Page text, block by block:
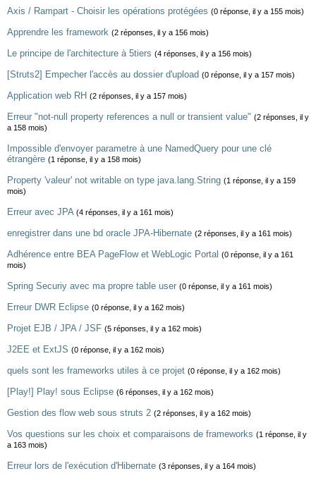
Axis / Rampart - Choisir les opérations protégées (0 réponse, il y a 155 mois)
Apprendre les framework (2 réponses, il y a 156 mois)
Le principe de l'architecture à 5tiers (4 réponses, il y a 156 mois)
[Struts2] Empecher l'accès au dossier d'upload (0 réponse, il y a 157 mois)
Application web RH (2 réponses, il y a 157 mois)
Erreur "not-null property references a null or transient value" (2 réponses, il y
a 158 mois)
Impossible d'envoyer parametre à une NamedQuery pour une clé
étrangère (1 réponse, il y a 158 mois)
Property 'valeur' not writable on type java.lang.String (1 réponse, il y a 159
mois)
Erreur avec JPA (4 réponses, il y a 161 mois)
enregistrer dans une bd oracle JPA-Hibernate (2 réponses, il y a 161 mois)
Adhérence entre BEA PageFlow et WebLogic Portal (0 réponse, il y a 161
mois)
Spring Securiy avec ma propre table user (0 réponse, il y a 161 mois)
Erreur DWR Eclipse (0 réponse, il y a 162 mois)
Projet EJB / JPA / JSF (5 réponses, il y a 162 mois)
J2EE et ExtJS (0 réponse, il y a 162 mois)
quels sont les frameworks utiles à ce projet (0 réponse, il y a 162 mois)
[Play!] Play! sous Eclipse (6 réponses, il y a 162 mois)
Gestion des flow web sous struts 2 (2 réponses, il y a 162 mois)
Vos questions sur les choix et comparaisons de frameworks (1 réponse, il y
a 163 mois)
Erreur lors de l'exécution d'Hibernate (3 réponses, il y a 164 mois)